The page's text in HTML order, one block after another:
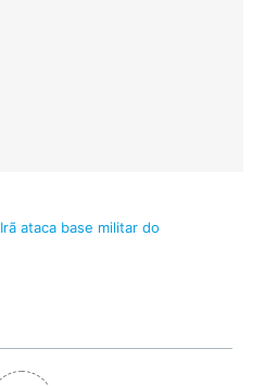
Irã ataca base militar do